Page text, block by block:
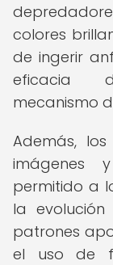
colores
de ingerir
eficacia
mecanismo
Además,
imágenes
permitido a
la
patrones
el uso de